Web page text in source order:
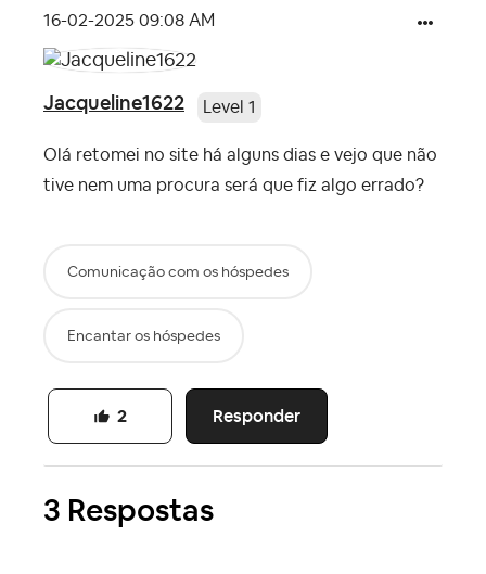
‎16-02-2025 09:08 AM
Jacqueline1622 Level 1
Olá retomei no site há alguns dias e vejo que não
tive nem uma procura será que fiz algo errado?
Comunicação com os hóspedes
Encantar os hóspedes
Responder
2
3 Respostas